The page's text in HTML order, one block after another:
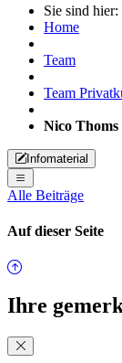
Sie sind hier:
Home
Team
Team
Nico Thoms
Infomaterial
Alle Beiträge
Auf dieser Seite
Ihre